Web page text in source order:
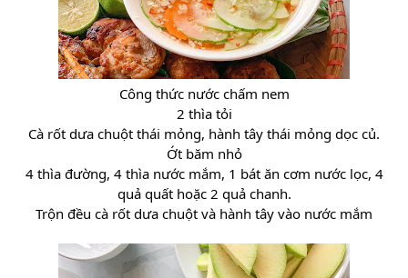
Công thức nước chấm nem
2 thìa tỏi
Cà rốt dưa chuột thái mỏng, hành tây thái mỏng dọc củ.
Ớt băm nhỏ
4 thìa đường, 4 thìa nước mắm, 1 bát ăn cơm nước lọc, 4
quả quất hoặc 2 quả chanh.
Trộn đều cà rốt dưa chuột và hành tây vào nước mắm